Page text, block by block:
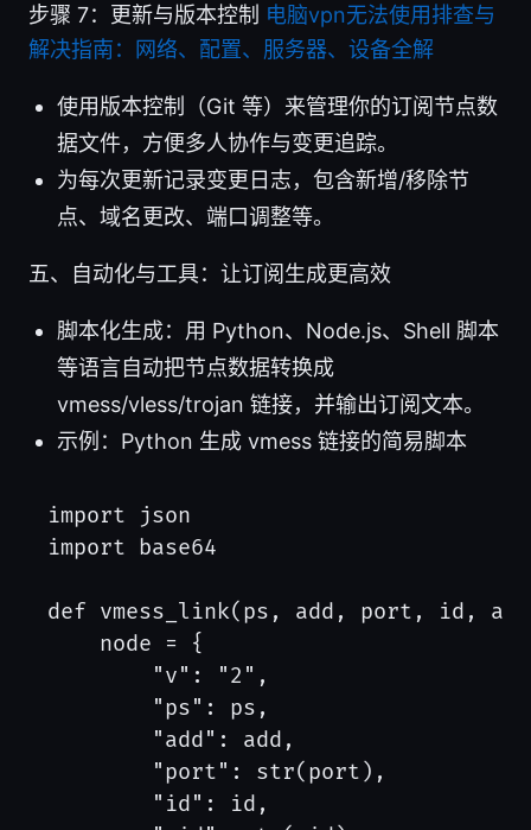
步骤 7：更新与版本控制 电脑vpn无法使用排查与
解决指南：网络、配置、服务器、设备全解
使用版本控制（Git 等）来管理你的订阅节点数
据文件，方便多人协作与变更追踪。
为每次更新记录变更日志，包含新增/移除节
点、域名更改、端口调整等。
五、自动化与工具：让订阅生成更高效
脚本化生成：用 Python、Node.js、Shell 脚本
等语言自动把节点数据转换成
vmess/vless/trojan 链接，并输出订阅文本。
示例：Python 生成 vmess 链接的简易脚本
import json
import base64
def vmess_link(ps, add, port, id,
    node = {
        "v": "2",
        "ps": ps,
        "add": add,
        "port": str(port),
        "id": id,